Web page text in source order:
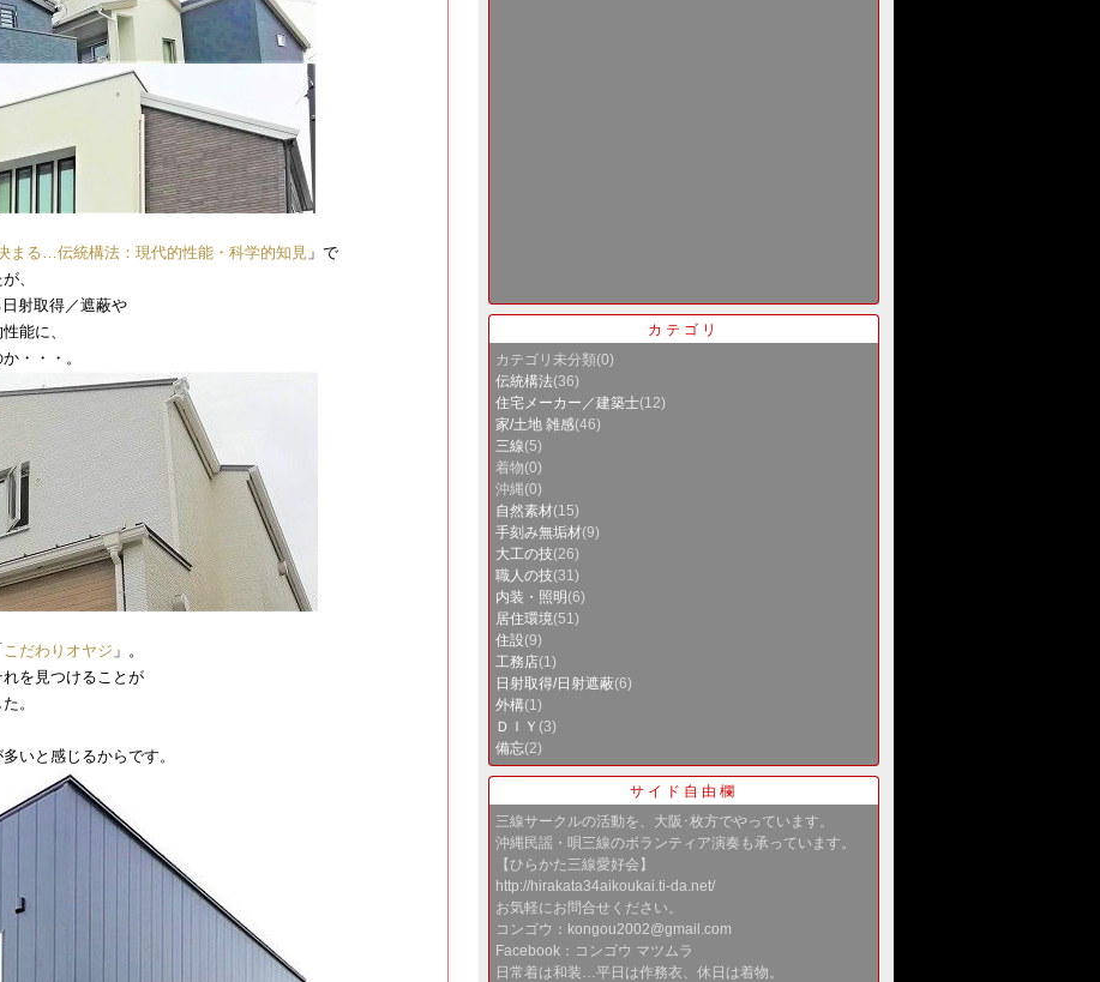
まる…伝統構法：現代的性能・科学的知見 ​」で
、
射取得／遮蔽や
能に、
・・・。
こだわりオヤジ ​」。
を見つけることが
。
いと感じるからです。
カテゴリ
カテゴリ未分類(0)
伝統構法(36)
住宅メーカー／建築士(12)
家/土地 雑感(46)
三線(5)
着物(0)
沖縄(0)
自然素材(15)
手刻み無垢材(9)
大工の技(26)
職人の技(31)
内装・照明 (6)
居住環境(51)
住設(9)
工務店(1)
日射取得/日射遮蔽(6)
外構(1)
ＤＩＹ (3)
備忘(2)
サイド自由欄
三線サークルの活動を、大阪･枚方でやっています。
沖縄民謡・唄三線のボランティア演奏も承っています。
【ひらかた三線愛好会】
http://hirakata34aikoukai.ti-da.net/
お気軽にお問合せください。
コンゴウ：kongou2002@gmail.com
Facebook：コンゴウ マツムラ
日常着は和装…平日は作務衣、休日は着物。